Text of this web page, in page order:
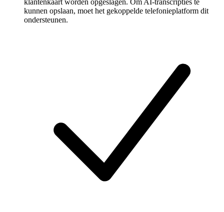
klantenkaart worden opgeslagen. Om AI-transcripties te
kunnen opslaan, moet het gekoppelde telefonieplatform dit
ondersteunen.